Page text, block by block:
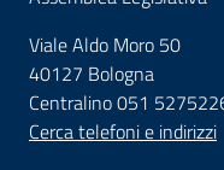
Contatti
Viale Aldo Moro 50
40127 Bologna
Centralino 051
Cerca telefoni e indirizzi